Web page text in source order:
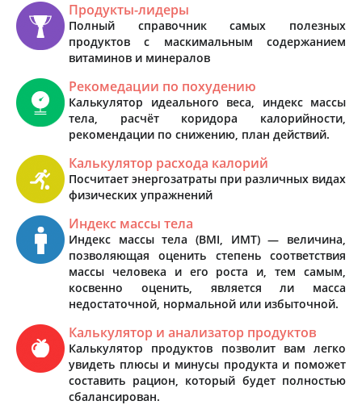
Продукты-лидеры
Полный справочник самых полезных
продуктов с маскимальным содержанием
витаминов и минералов
Рекомедации по похудению
Калькулятор идеального веса, индекс массы
тела, расчёт коридора калорийности,
рекомендации по снижению, план действий.
Калькулятор расхода калорий
Посчитает энергозатраты при различных видах
физических упражнений
Индекс массы тела
Индекс массы тела (BMI, ИМТ) — величина,
позволяющая оценить степень соответствия
массы человека и его роста и, тем самым,
косвенно оценить, является ли масса
недостаточной, нормальной или избыточной.
Калькулятор и анализатор продуктов
Калькулятор продуктов позволит вам легко
увидеть плюсы и минусы продукта и поможет
составить рацион, который будет полностью
сбалансирован.